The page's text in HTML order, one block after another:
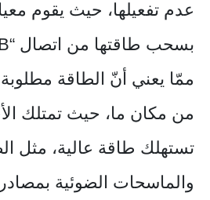
ممّا يعني أنّ الطاقة
من مكان ما، حيث تمتلك
تستهلك طاقة عالية، مثل
والماسحات الضوئية